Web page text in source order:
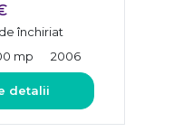
închiriat
mp 2006
detalii